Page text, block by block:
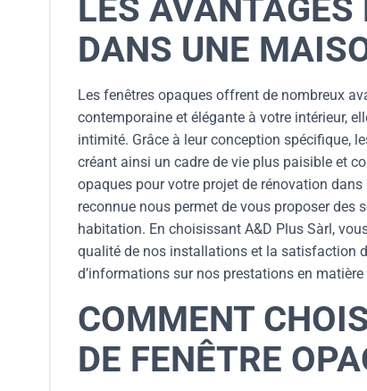
LES AVANTAGES
DANS UNE
Les fenêtres opaques offrent de nombreux
contemporaine et élégante à votre intérieur,
intimité. Grâce à leur conception spécifique,
créant ainsi un cadre de vie plus paisible et
opaques pour votre projet de rénovation
reconnue nous permet de vous proposer des
habitation. En choisissant A&D Plus Sàrl,
qualité de nos installations et la satisfaction
d’informations sur nos prestations en
COMMENT
DE FENÊTRE